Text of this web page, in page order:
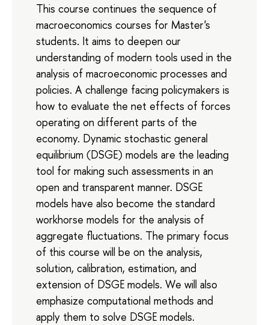
This course continues the sequence of
macroeconomics courses for Master's
students. It aims to deepen our
understanding of modern tools used in the
analysis of macroeconomic processes and
policies. A challenge facing policymakers is
how to evaluate the net effects of forces
operating on different parts of the
economy. Dynamic stochastic general
equilibrium (DSGE) models are the leading
tool for making such assessments in an
open and transparent manner. DSGE
models have also become the standard
workhorse models for the analysis of
aggregate fluctuations. The primary focus
of this course will be on the analysis,
solution, calibration, estimation, and
extension of DSGE models. We will also
emphasize computational methods and
apply them to solve DSGE models.